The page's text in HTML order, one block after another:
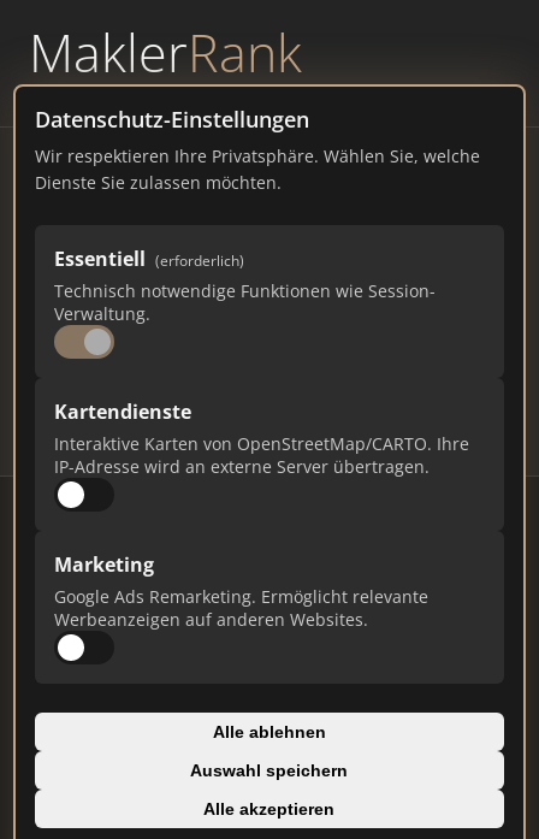
MaklerRank
powered byWAVEPOINT
Datenschutz-Einstellungen
Wir respektieren Ihre Privatsphäre. Wählen Sie, welche
Dienste Sie zulassen möchten.
Essentiell (erforderlich)
Technisch notwendige Funktionen wie Session-
Verwaltung.
Kartendienste
Interaktive Karten von OpenStreetMap/CARTO. Ihre
IP-Adresse wird an externe Server übertragen.
Marketing
Google Ads Remarketing. Ermöglicht relevante
Werbeanzeigen auf anderen Websites.
Alle ablehnen
Auswahl speichern
Alle akzeptieren
Immobilienmakler
Dietzenbach – Ranking Juli
2026
HESSEN34.429 EINWOHNER
81
Makler Makler-Keywords
Stand: Juli 2026
#
Immobilien Scout GmbH
immobilienscout24.de